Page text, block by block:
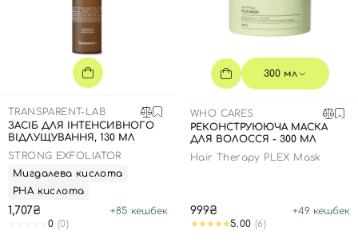
TRANSPARENT-LAB
ЗАСІБ ДЛЯ ІНТЕНСИВНОГО
ВІДЛУЩУВАННЯ, 130 МЛ
STRONG EXFOLIATOR
Мигдалева кислота
РНА кислота
1,707₴ +85 кешбек
0 (0)
300 мл
WHO CARES
РЕКОНСТРУЮЮЧА МАСКА
ДЛЯ ВОЛОССЯ - 300 МЛ
Hair Therapy PLEX Mask
999₴ +49 кешбек
5.00 (6)